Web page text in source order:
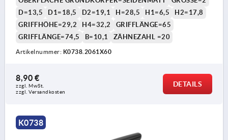
D=13,5
D1=18,5 D2=19,1 H=28,5 H1=6,5
H2=17,8
GRIFFHÖHE=29,2
H4=32,2
GRIFFLÄNGE=65
GRIFFLÄNGE=74,5
B=10,1 ZÄHNEZAHL =20
Artikelnummer: K0738.2061X60
8,90 €
zzgl. MwSt.
zzgl. Versandkosten
DETAILS
K0738